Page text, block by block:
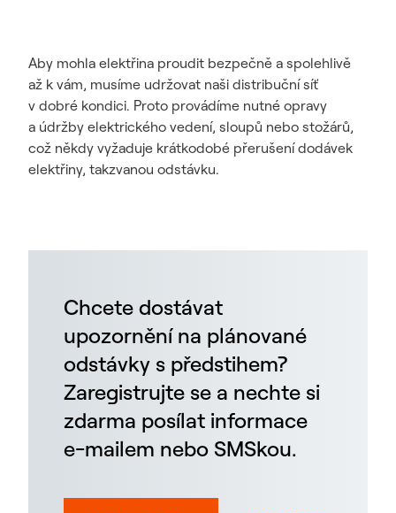
Aby mohla elektřina proudit bezpečně a spolehlivě
až k vám, musíme udržovat naši distribuční síť
v dobré kondici. Proto provádíme nutné opravy
a údržby elektrického vedení, sloupů nebo stožárů,
což někdy vyžaduje krátkodobé přerušení dodávek
elektřiny, takzvanou odstávku.
Chcete dostávat
upozornění na plánované
odstávky s předstihem?
Zaregistrujte se a nechte si
zdarma posílat informace
e-mailem nebo SMSkou.